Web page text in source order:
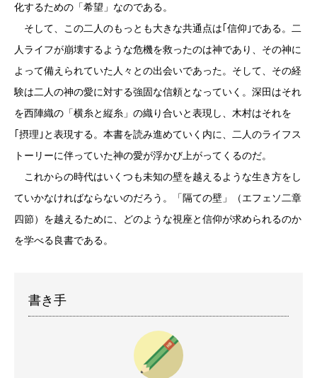
化するための「希望」なのである。
そして、この二人のもっとも大きな共通点は｢信仰｣である。二
人ライフが崩壊するような危機を救ったのは神であり、その神に
よって備えられていた人々との出会いであった。そして、その経
験は二人の神の愛に対する強固な信頼となっていく。深田はそれ
を西陣織の「横糸と縦糸」の織り合いと表現し、木村はそれを
｢摂理｣と表現する。本書を読み進めていく内に、二人のライフス
トーリーに伴っていた神の愛が浮かび上がってくるのだ。
これからの時代はいくつも未知の壁を越えるような生き方をし
ていかなければならないのだろう。「隔ての壁」（エフェソ二章
四節）を越えるために、どのような視座と信仰が求められるのか
を学べる良書である。
書き手